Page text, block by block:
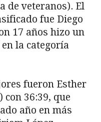
de veteranos). El
fue Diego
17 años hizo un
la categoría
fueron Esther
con 36:39, que
año en más